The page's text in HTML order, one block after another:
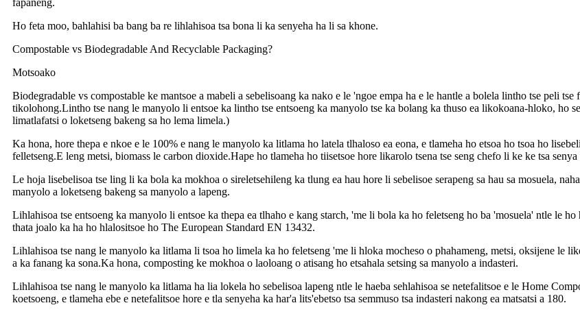
Ho feta moo, bahlahisi ba bang ba re lihlahisoa tsa bona li ka senyeha ha li sa khone.
Compostable vs Biodegradable And Recyclable Packaging?
Motsoako
Biodegradable vs compostable ke mantsoe a mabeli a sebelisoang ka nako e le 'ngoe empa ha e le hantle a bolela lintho tse peli
tikolohong.Lintho tse nang le manyolo li entsoe ka lintho tse entsoeng ka manyolo tse ka bolang ka thuso ea likokoana-hloko, ho
limatlafatsi o loketseng bakeng sa ho lema limela.)
Ka hona, hore thepa e nkoe e le 100% e nang le manyolo ka litlama ho latela tlhaloso ea eona, e tlameha ho etsoa ho tsoa ho
felletseng.E leng metsi, biomass le carbon dioxide.Hape ho tlameha ho tiisetsoe hore likarolo tsena tse seng chefo li ke ke tsa
Le hoja lisebelisoa tse ling li ka bola ka mokhoa o sireletsehileng ka tlung ea hau hore li sebelisoe serapeng sa hau sa mosuela,
manyolo a loketseng bakeng sa manyolo a lapeng.
Lihlahisoa tse entsoeng ka manyolo li entsoe ka thepa ea tlhaho e kang starch, 'me li bola ka ho feletseng ho ba 'mosuela' ntle le
thata joalo ka ha ho hlalositsoe ho The European Standard EN 13432.
Lihlahisoa tse nang le manyolo ka litlama li tsoa ho limela ka ho feletseng 'me li hloka mocheso o phahameng, metsi, oksijene le
a ka fanang ka sona.Ka hona, composting ke mokhoa o laoloang o atisang ho etsahala setsing sa manyolo a indasteri.
Lihlahisoa tse nang le manyolo ka litlama ha lia lokela ho sebelisoa lapeng ntle le haeba sehlahisoa se netefalitsoe e le Home
koetsoeng, e tlameha ebe e netefalitsoe hore e tla senyeha ka har'a lits'ebetso tsa semmuso tsa indasteri nakong ea matsatsi a 180.